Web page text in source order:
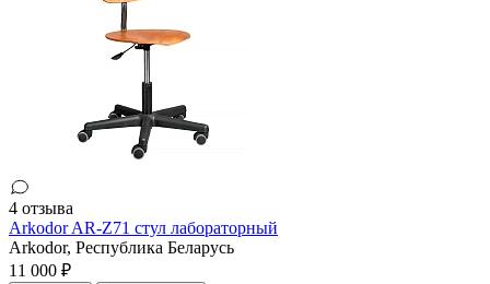
4 отзыва
Arkodor AR-Z71 стул лабораторный
Arkodor, Республика Беларусь
11 000 ₽